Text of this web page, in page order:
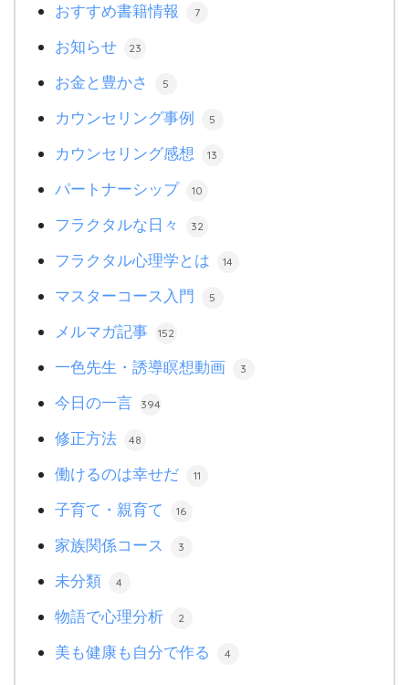
おすすめ書籍情報 7
お知らせ 23
お金と豊かさ 5
カウンセリング事例 5
カウンセリング感想 13
パートナーシップ 10
フラクタルな日々 32
フラクタル心理学とは 14
マスターコース入門 5
メルマガ記事 152
一色先生・誘導瞑想動画 3
今日の一言 394
修正方法 48
働けるのは幸せだ 11
子育て・親育て 16
家族関係コース 3
未分類 4
物語で心理分析 2
美も健康も自分で作る 4